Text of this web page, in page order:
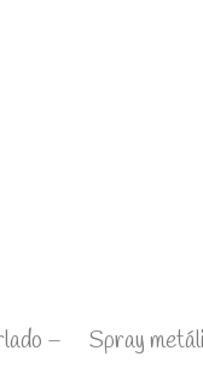
–
Spray